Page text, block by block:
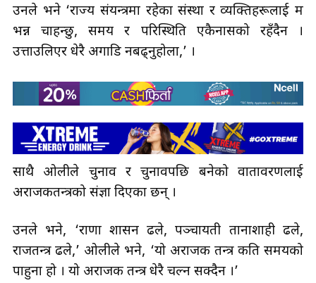
उनले भने ‘राज्य संयन्त्रमा रहेका संस्था र व्यक्तिहरूलाई म
भन्न चाहन्छु, समय र परिस्थिति एकैनासको रहँदैन ।
उत्ताउलिएर धेरै अगाडि नबढ्नुहोला,’ ।
साथै ओलीले चुनाव र चुनावपछि बनेको वातावरणलाई
अराजकतन्त्रको संज्ञा दिएका छन् ।
उनले भने, ‘राणा शासन ढले, पञ्चायती तानाशाही ढले,
राजतन्त्र ढले,’ ओलीले भने, ‘यो अराजक तन्त्र कति समयको
पाहुना हो । यो अराजक तन्त्र धेरै चल्न सक्दैन ।’